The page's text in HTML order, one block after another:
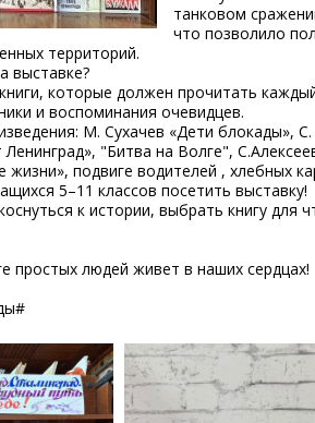
танковом
что позволило
территорий.
выставке?
которые должен прочитать
и воспоминания очевидцев.
М. Сухачев «Дети блокады»,
"Битва на Волге",
подвиге водителей , хлебных
5–11 классов посетить выставку!
к истории, выбрать книгу для
простых людей живет в наших сердцах!